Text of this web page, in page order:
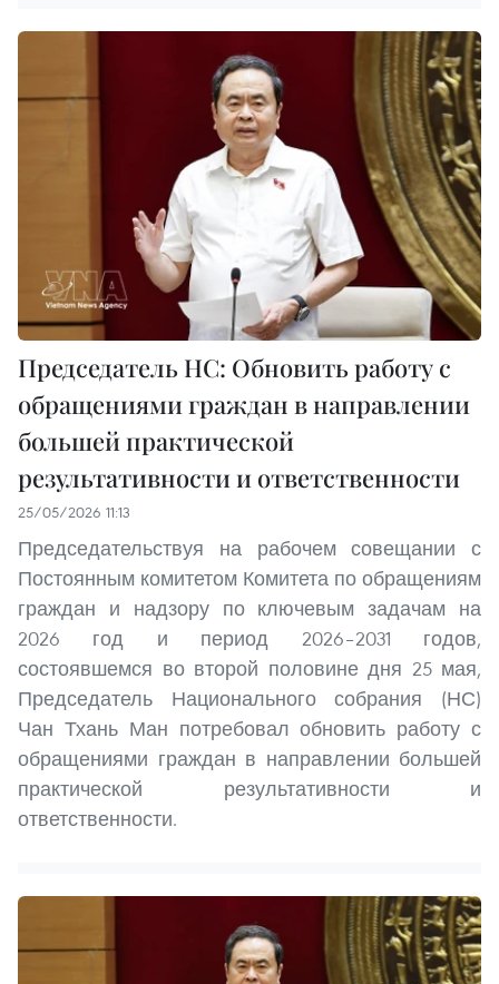
Председатель НС: Обновить работу с
обращениями граждан в направлении
большей практической
результативности и ответственности
25/05/2026 11:13
Председательствуя на рабочем совещании с
Постоянным комитетом Комитета по обращениям
граждан и надзору по ключевым задачам на
2026 год и период 2026–2031 годов,
состоявшемся во второй половине дня 25 мая,
Председатель Национального собрания (НС)
Чан Тхань Ман потребовал обновить работу с
обращениями граждан в направлении большей
практической результативности и
ответственности.